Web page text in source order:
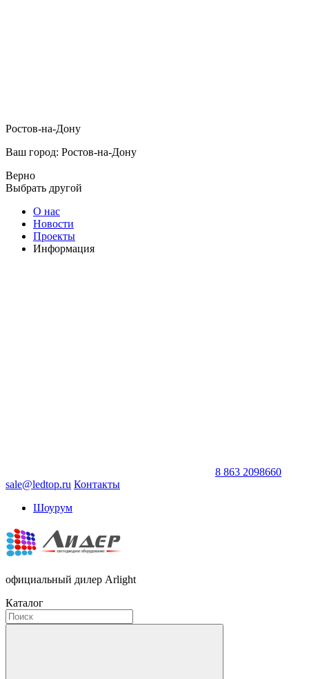
Ростов-на-Дону
Ваш город: Ростов-на-Дону
Верно
Выбрать другой
О нас
Новости
Проекты
Информация
8 863 2098660
sale@ledtop.ru Контакты
Шоурум
официальный дилер Arlight
Каталог